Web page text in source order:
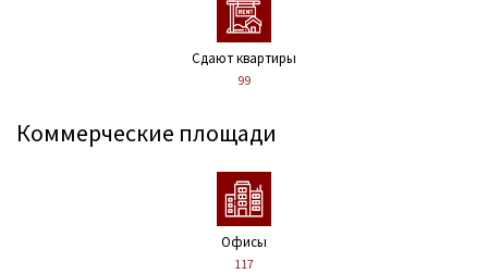
Сдают квартиры
99
Коммерческие площади
Офисы
117